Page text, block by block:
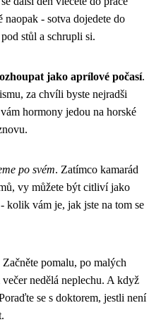
- sotva dojedete do
stůl a schrupli si.
jako aprílové počasí.
za chvíli byste nejradši
hormony jedou na horské
po svém. Zatímco kamarád
vy můžete být citliví jako
kolik vám je, jak jste na tom se
pomalu, po malých
nedělá neplechu. A když
se s doktorem, jestli není